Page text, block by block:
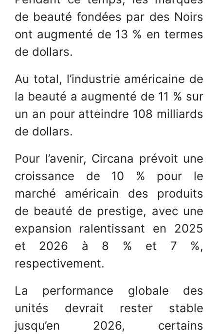
de beauté fondées par des Noirs
ont augmenté de 13 % en termes
de dollars.
Au total, l’industrie américaine de
la beauté a augmenté de 11 % sur
un an pour atteindre 108 milliards
de dollars.
Pour l’avenir, Circana prévoit une
croissance de 10 % pour le
marché américain des produits
de beauté de prestige, avec une
expansion ralentissant en 2025
et 2026 à 8 % et 7 %,
respectivement.
La performance globale des
unités devrait rester stable
jusqu’en 2026, certains